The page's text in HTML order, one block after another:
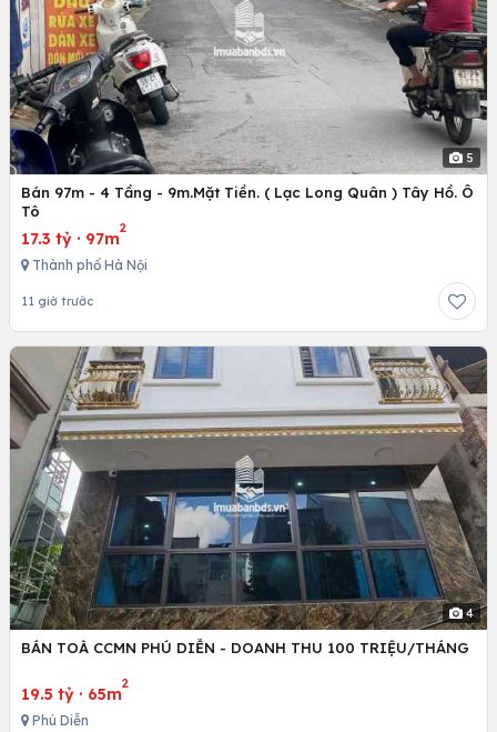
5
Bán 97m - 4 Tầng - 9m.Mặt Tiền. ( Lạc Long Quân ) Tây Hồ. Ô
Tô
17.3 tỷ · 97m
2
Thành phố Hà Nội
11 giờ trước
4
BÁN TOÀ CCMN PHÚ DIỄN - DOANH THU 100 TRIỆU/THÁNG
19.5 tỷ · 65m
2
Phú Diễn